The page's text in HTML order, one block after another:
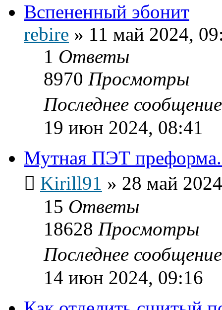
Вспененный эбонит
rebire » 11 май 2024,
1 Ответы
8970 Просмотры
Последнее
19 июн 2024, 08:41
Мутная ПЭТ
Kirill91 » 28 май
15 Ответы
18628 Просмотры
Последнее
14 июн 2024, 09:16